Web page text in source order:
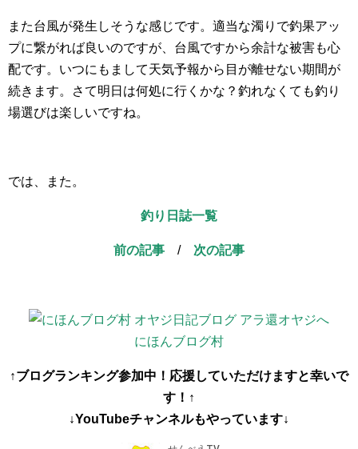
また台風が発生しそうな感じです。適当な濁りで釣果アッ
プに繋がれば良いのですが、台風ですから余計な被害も心
配です。いつにもまして天気予報から目が離せない期間が
続きます。さて明日は何処に行くかな？釣れなくても釣り
場選びは楽しいですね。
では、また。
釣り日誌一覧
前の記事 / 次の記事
にほんブログ村
↑ブログランキング参加中！応援していただけますと幸いで
す！↑
↓YouTubeチャンネルもやっています↓